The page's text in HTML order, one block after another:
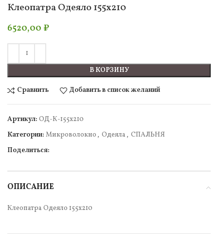
Клеопатра Одеяло 155х210
6520,00 ₽
В КОРЗИНУ
Сравнить Добавить в список желаний
Артикул: ОД-К-155х210
Категории: Микроволокно , Одеяла , СПАЛЬНЯ
Поделиться:
ОПИСАНИЕ
Клеопатра Одеяло 155х210